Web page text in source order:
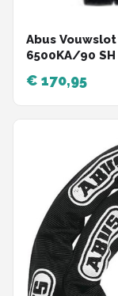
Abus
6500KA/90 SH
€ 170,95